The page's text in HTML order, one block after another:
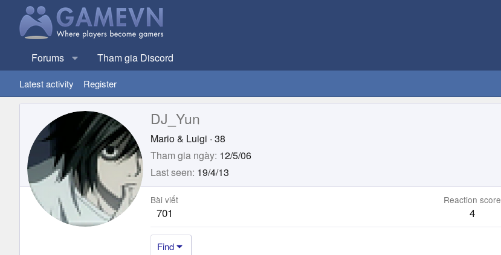
Forums Tham gia Discord
Latest activity Register
DJ_Yun
Mario & Luigi · 38
Tham gia ngày 12/5/06
Last seen 19/4/13
Bài viết
701
Reaction score
4
Find